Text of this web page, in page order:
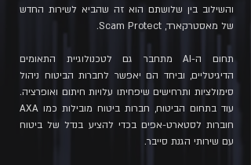
והשילוב בין שלושתם הוא זה שהביא לשירות החדש
של מאסטרקארד, Scam Protect.
תחום ה-AI מתחבר גם לטכנולוגיית התאומים
הדיגיטליים, וביחד הם יאפשר לחברות הביטוח ניהול
סימולציות ותרחישים שיפחיתו עלויות חיתום ואופרציה.
עוד בתחום הביטוח, חברות ביטוח מובילות כמו AXA
חוברות לסטארט-אפים בכדי להציע בנדל של ביטוח
עם שירותי הגנת סייבר.